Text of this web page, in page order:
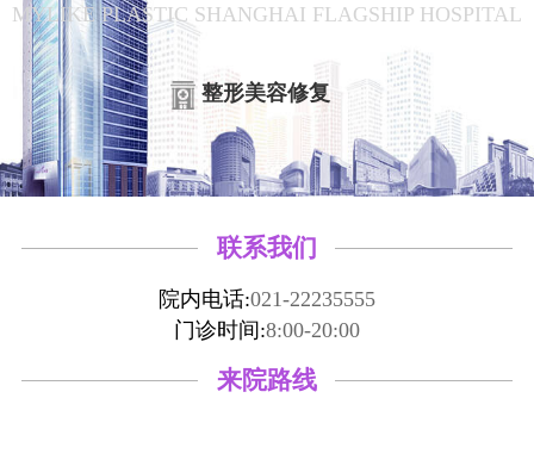
MYLIKE PLASTIC SHANGHAI FLAGSHIP HOSPITAL
整形美容修复
联系我们
院内电话:021-22235555
门诊时间:8:00-20:00
来院路线